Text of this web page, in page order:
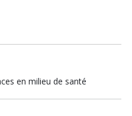
en milieu de santé